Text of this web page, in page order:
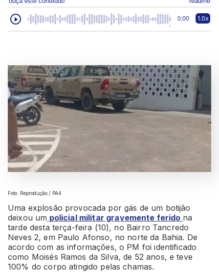
0:00 1.0x
Foto: Reprodução / PA4
Uma explosão provocada por gás de um botijão
deixou um policial militar gravemente ferido na
tarde desta terça-feira (10), no Bairro Tancredo
Neves 2, em Paulo Afonso, no norte da Bahia. De
acordo com as informações, o PM foi identificado
como Moisés Ramos da Silva, de 52 anos, e teve
100% do corpo atingido pelas chamas.